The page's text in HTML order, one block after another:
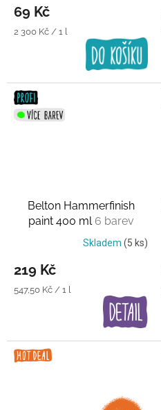
69 Kč
Měrná
2 300 Kč / 1 l
Belton Hammerfinish
paint 400 ml 6 barev
Skladem (5 ks)
219 Kč
Měrná
547,50 Kč / 1 l